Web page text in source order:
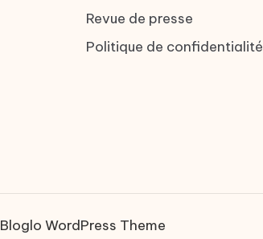
Revue de presse
Politique de confidentialité
Bloglo WordPress Theme